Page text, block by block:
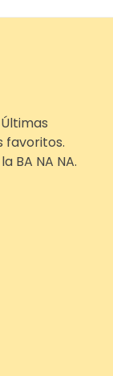
favoritos.
BA NA NA.